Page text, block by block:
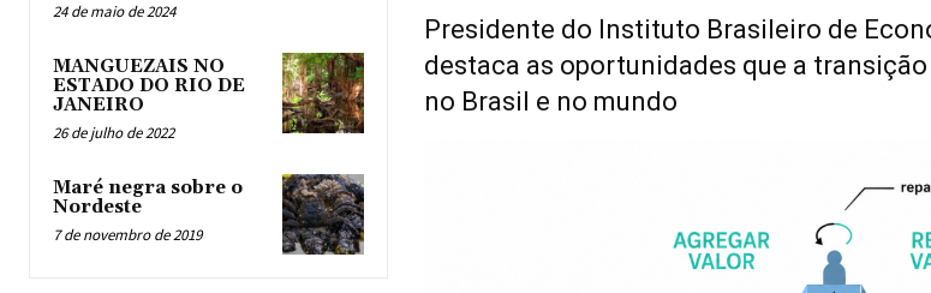
24 de maio de 2024
MANGUEZAIS NO
ESTADO DO RIO DE
JANEIRO
26 de julho de 2022
Maré negra sobre o
Nordeste
7 de novembro de 2019
Presidente do Instituto Brasileiro de
destaca as oportunidades que a
no Brasil e no mundo